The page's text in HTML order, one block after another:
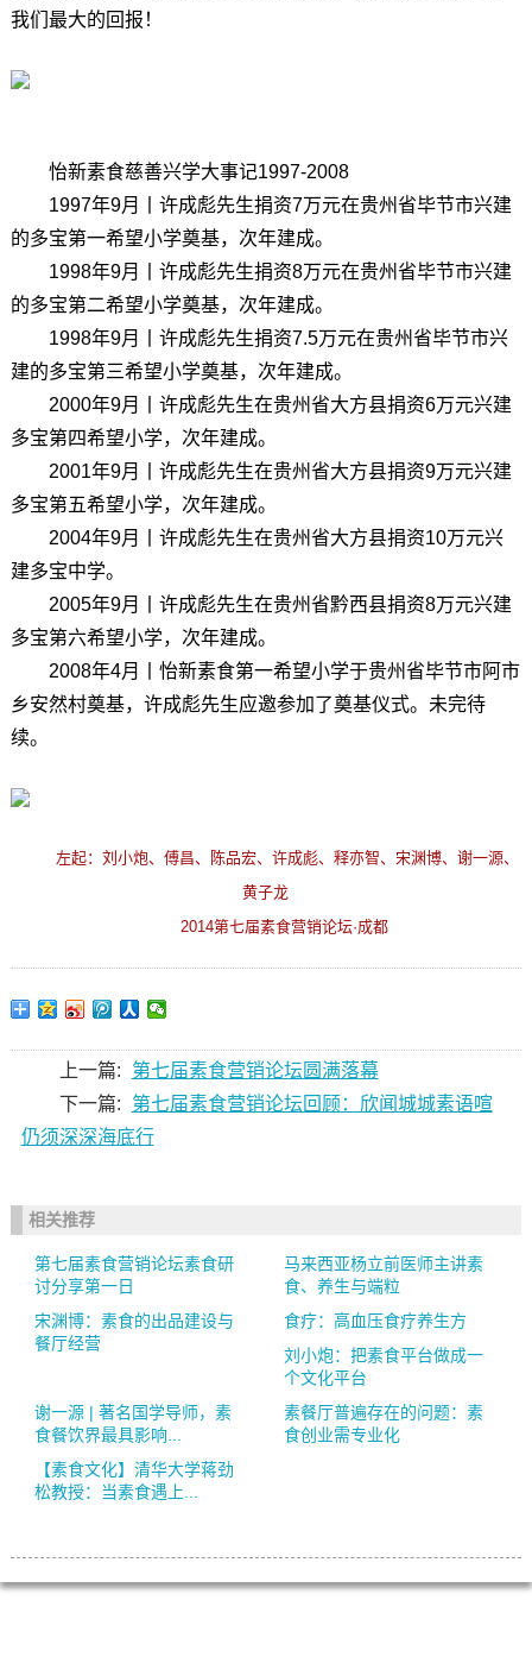
我们最大的回报！
怡新素食慈善兴学大事记1997-2008
1997年9月丨许成彪先生捐资7万元在贵州省毕节市兴建
的多宝第一希望小学奠基，次年建成。
1998年9月丨许成彪先生捐资8万元在贵州省毕节市兴建
的多宝第二希望小学奠基，次年建成。
1998年9月丨许成彪先生捐资7.5万元在贵州省毕节市兴
建的多宝第三希望小学奠基，次年建成。
2000年9月丨许成彪先生在贵州省大方县捐资6万元兴建
多宝第四希望小学，次年建成。
2001年9月丨许成彪先生在贵州省大方县捐资9万元兴建
多宝第五希望小学，次年建成。
2004年9月丨许成彪先生在贵州省大方县捐资10万元兴
建多宝中学。
2005年9月丨许成彪先生在贵州省黔西县捐资8万元兴建
多宝第六希望小学，次年建成。
2008年4月丨怡新素食第一希望小学于贵州省毕节市阿市
乡安然村奠基，许成彪先生应邀参加了奠基仪式。未完待
续。
左起：刘小炮、傅昌、陈品宏、许成彪、释亦智、宋渊博、谢一源、
黄子龙
2014第七届素食营销论坛·成都
上一篇:
第七届素食营销论坛圆满落幕
下一篇:
第七届素食营销论坛回顾：欣闻城城素语喧
仍须深深海底行
相关推荐
第七届素食营销论坛素食研
讨分享第一日
马来西亚杨立前医师主讲素
食、养生与端粒
宋渊博：素食的出品建设与
餐厅经营
食疗：高血压食疗养生方
刘小炮：把素食平台做成一
个文化平台
谢一源 | 著名国学导师，素
食餐饮界最具影响...
素餐厅普遍存在的问题：素
食创业需专业化
【素食文化】清华大学蒋劲
松教授：当素食遇上...